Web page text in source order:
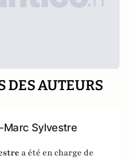
DES AUTEURS
Marc Sylvestre
a été en charge de